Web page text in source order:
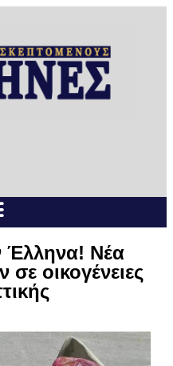
Έλληνα! Νέα
οικογένειες